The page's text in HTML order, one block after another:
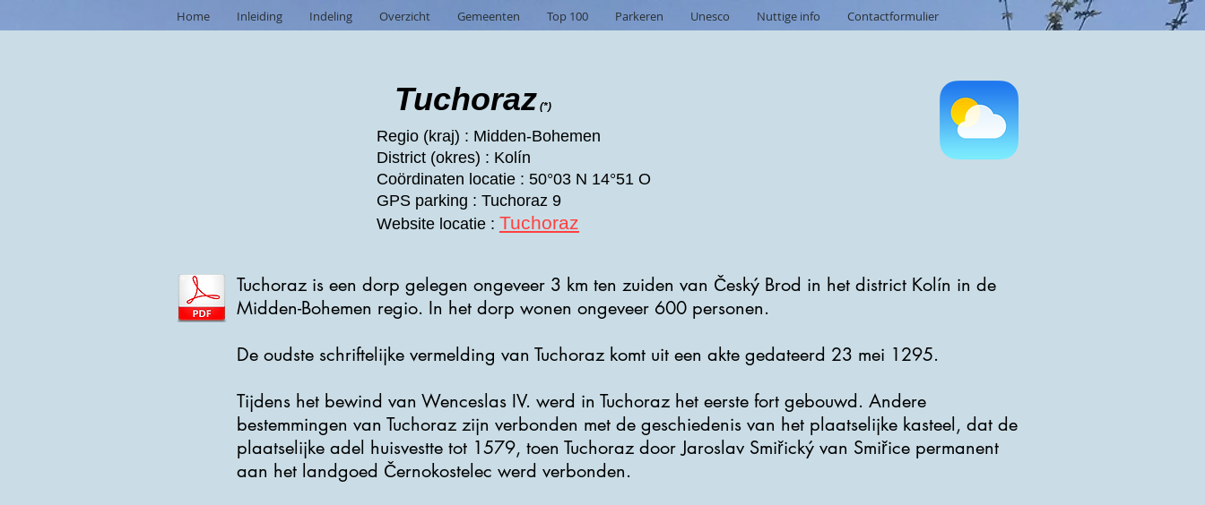
Home Inleiding Indeling Overzicht Gemeenten Top 100 Parkeren Unesco Nuttige info Contactformulier
Tuchoraz (*)
Regio (kraj) : Midden-Bohemen
District (okres) : Kolín
Coördinaten locatie : 50°03 N 14°51 O
GPS parking : Tuchoraz 9
Website locatie : Tuchoraz
Tuchoraz is een dorp gelegen ongeveer 3 km ten zuiden van Český Brod in het district Kolín in de
Midden-Bohemen regio. In het dorp wonen ongeveer 600 personen.
De oudste schriftelijke vermelding van Tuchoraz komt uit een akte gedateerd 23 mei 1295.
Tijdens het bewind van Wenceslas IV. werd in Tuchoraz het eerste fort gebouwd. Andere
bestemmingen van Tuchoraz zijn verbonden met de geschiedenis van het plaatselijke kasteel, dat de
plaatselijke adel huisvestte tot 1579, toen Tuchoraz door Jaroslav Smiřický van Smiřice permanent
aan het landgoed Černokostelec werd verbonden.